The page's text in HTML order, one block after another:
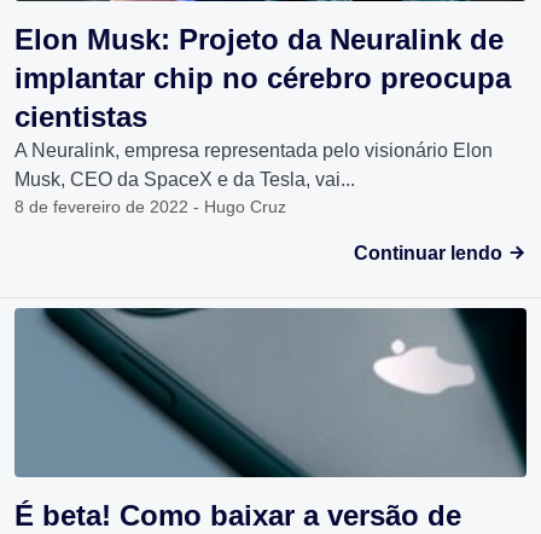
Elon Musk: Projeto da Neuralink de
implantar chip no cérebro preocupa
cientistas
A Neuralink, empresa representada pelo visionário Elon
Musk, CEO da SpaceX e da Tesla, vai...
8 de fevereiro de 2022 - Hugo Cruz
Continuar lendo
É beta! Como baixar a versão de